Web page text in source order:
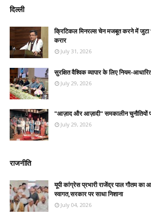
दिल्ली
क्रिटिकल मिनरल्स चेन मजबूत करने में
करार
July 31, 2026
सुरक्षित वैश्विक व्यापार के लिए नियम-
July 29, 2026
"आज़ाद और आज़ादी" समकालीन चुनौतियों
July 29, 2026
राजनीति
यूपी कांग्रेस प्रभारी राजेंद्र पाल गौतम का
स्वागत,सरकार पर साधा निशाना
July 04, 2026